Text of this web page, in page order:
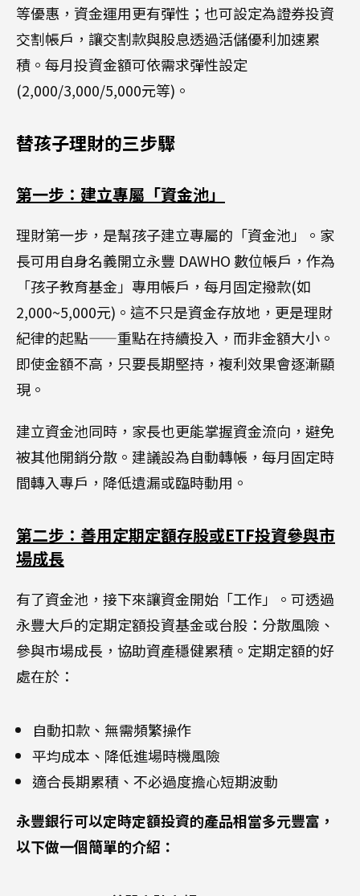
等優惠，資金運用更有彈性；也可設定為證券投資
交割帳戶，讓交割款與股息透過活儲優利加速累
積。每月投資金額可依需求彈性設定
(2,000/3,000/5,000元等)。
替孩子理財的三步驟
第一步：建立專屬「資金池」
理財第一步，是幫孩子建立專屬的「資金池」。家
長可用自身名義開立永豐 DAWHO 數位帳戶，作為
「孩子教育基金」專用帳戶，每月固定撥款(如
2,000~5,000元)。這不只是資金存放地，更是理財
紀律的起點——重點在持續投入，而非金額大小。
即使金額不高，只要長期堅持，複利效果會逐漸顯
現。
建立資金池同時，家長也更能掌握資金流向，避免
被其他開銷分散。建議設為自動轉帳，每月固定時
間轉入專戶，降低遺漏或臨時動用。
第二步：善用定期定額存股或ETF投資參與市
場成長
有了資金池，接下來讓資金開始「工作」。可透過
永豐大戶的定期定額投資基金或台股：分散風險、
參與市場成長，協助資產穩健累積。定期定額的好
處在於：
自動扣款、無需頻繁操作
平均成本、降低進場時機風險
適合長期累積、不必過度擔心短期波動
永豐銀行可以定時定額投資的產品相當多元豐富，
以下做一個簡單的介紹：